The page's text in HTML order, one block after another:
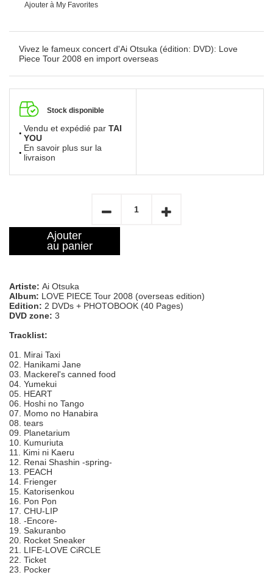
Ajouter à My Favorites
Vivez le fameux concert d'Ai Otsuka (édition: DVD): Love
Piece Tour 2008 en import overseas
Stock disponible
Vendu et expédié par TAI
YOU
En savoir plus sur la
livraison
Ajouter
au panier
Artiste: Ai Otsuka
Album: LOVE PIECE Tour 2008 (overseas edition)
Edition: 2 DVDs + PHOTOBOOK (40 Pages)
DVD zone: 3
Tracklist:
01. Mirai Taxi
02. Hanikami Jane
03. Mackerel's canned food
04. Yumekui
05. HEART
06. Hoshi no Tango
07. Momo no Hanabira
08. tears
09. Planetarium
10. Kumuriuta
11. Kimi ni Kaeru
12. Renai Shashin -spring-
13. PEACH
14. Frienger
15. Katorisenkou
16. Pon Pon
17. CHU-LIP
18. -Encore-
19. Sakuranbo
20. Rocket Sneaker
21. LIFE-LOVE CiRCLE
22. Ticket
23. Pocker